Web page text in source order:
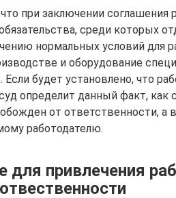
при заключении соглашения
среди которых
нормальных условий для
и оборудование
будет установлено, что
определит данный факт, как
от ответственности, а
работодателю.
привлечения